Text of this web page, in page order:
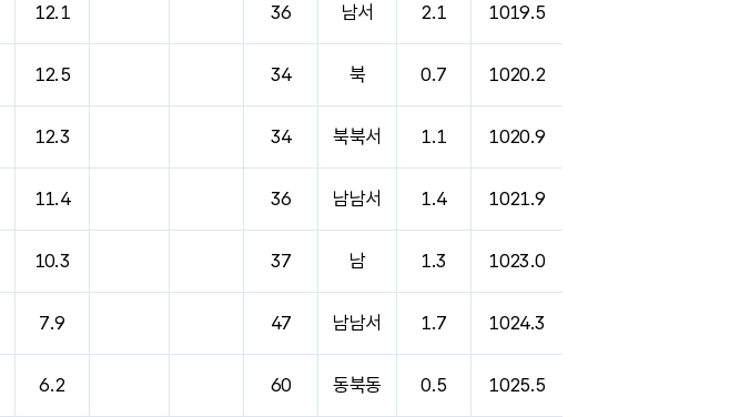
12.1 36 남서 2.1 1019.5
12.5 34 북 0.7 1020.2
12.3 34 북북서 1.1 1020.9
11.4 36 남남서 1.4 1021.9
10.3 37 남 1.3 1023.0
7.9 47 남남서 1.7 1024.3
6.2 60 동북동 0.5 1025.5